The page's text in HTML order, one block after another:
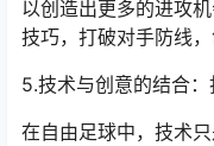
以创造出更多的进攻
技巧，打破对手防线，
5.技术与创意的结合
在自由足球中，技术